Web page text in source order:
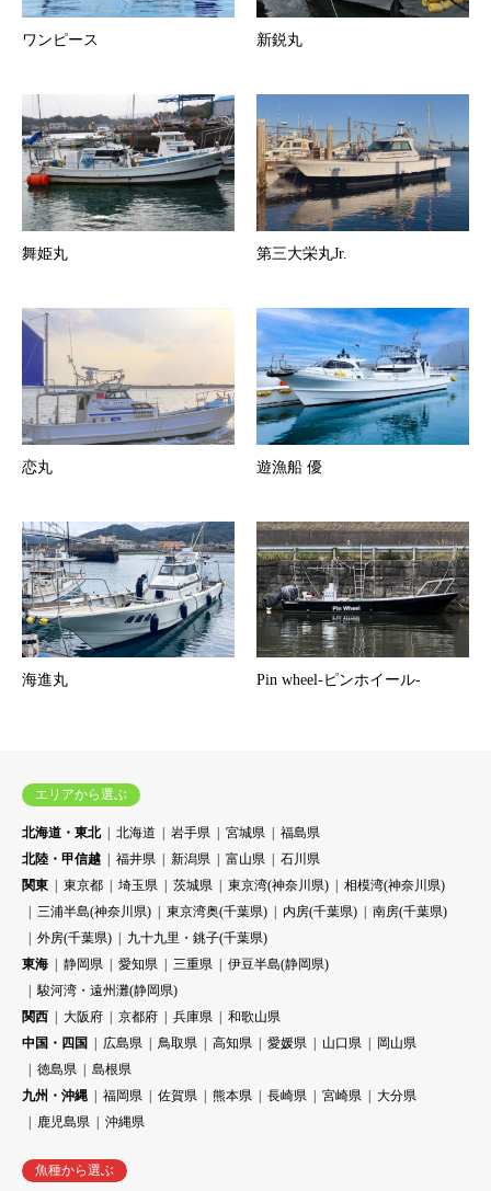
ワンピース 新鋭丸
舞姫丸 第三大栄丸Jr.
恋丸 遊漁船 優
海進丸 Pin wheel-ピンホイール-
エリアから選ぶ
北海道・東北 北海道 岩手県 宮城県
福島県
北陸・甲信越
福井県 新潟県 富山県
石川県
関東
東京都 埼玉県 茨城県 東京湾(神奈川県)
相模湾(神奈川県)
三浦半島(神奈川県)
東京湾奥(千葉県) 内房(千葉県)
南房(千葉県)
外房(千葉県)
九十九里・銚子(千葉県)
東海
静岡県 愛知県 三重県
伊豆半島(静岡県)
駿河湾・遠州灘(静岡県)
関西
大阪府 京都府 兵庫県
和歌山県
中国・四国
広島県 鳥取県 高知県 愛媛県 山口県
岡山県
徳島県
島根県
九州・沖縄
福岡県 佐賀県 熊本県 長崎県 宮崎県
大分県
鹿児島県
沖縄県
魚種から選ぶ